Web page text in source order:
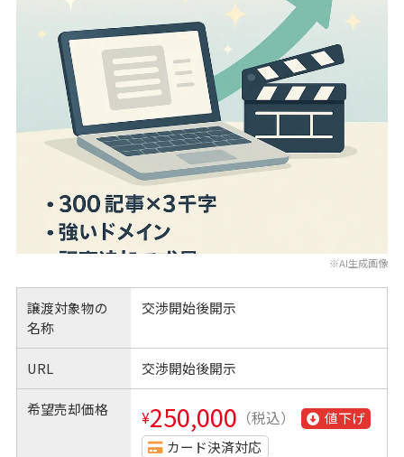
※AI生成画像
譲渡対象物の
名称
交渉開始後開示
URL 交渉開始後開示
希望売却価格 ¥250,000 （税込）
値下げ
カード決済対応